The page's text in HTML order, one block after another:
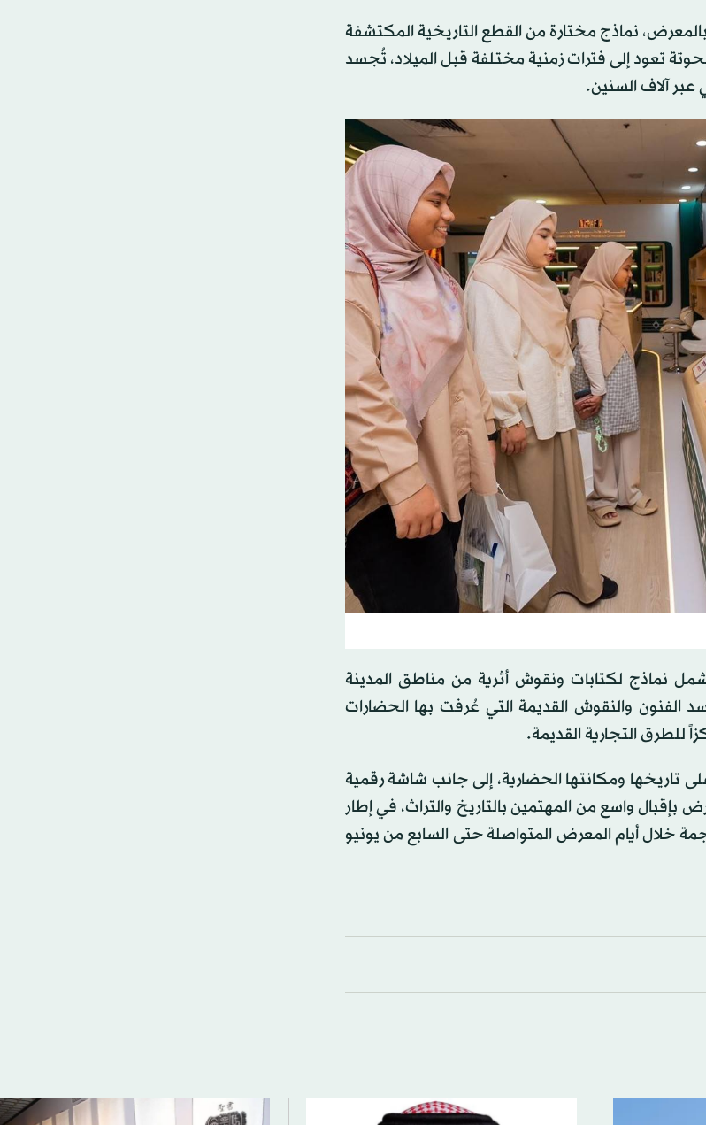
نماذج مختارة من القطع التاريخية المكتشفة
تعود إلى فترات زمنية مختلفة قبل الميلاد، تُجسد
آلاف السنين.
نماذج لكتابات ونقوش أثرية من مناطق المدينة
الفنون والنقوش القديمة التي عُرفت بها الحضارات
للطرق التجارية القديمة.
تاريخها ومكانتها الحضارية، إلى جانب شاشة رقمية
واسع من المهتمين بالتاريخ والتراث، في إطار
خلال أيام المعرض المتواصلة حتى السابع من يونيو